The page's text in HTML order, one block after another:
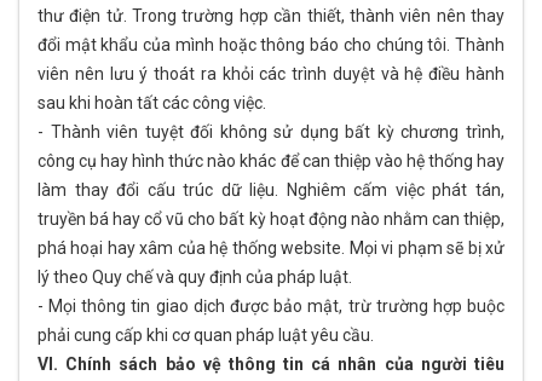
thư điện tử. Trong trường hợp cần thiết, thành viên nên thay
đổi mật khẩu của mình hoặc thông báo cho chúng tôi. Thành
viên nên lưu ý thoát ra khỏi các trình duyệt và hệ điều hành
sau khi hoàn tất các công việc.
- Thành viên tuyệt đối không sử dụng bất kỳ chương trình,
công cụ hay hình thức nào khác để can thiệp vào hệ thống hay
làm thay đổi cấu trúc dữ liệu. Nghiêm cấm việc phát tán,
truyền bá hay cổ vũ cho bất kỳ hoạt động nào nhằm can thiệp,
phá hoại hay xâm của hệ thống website. Mọi vi phạm sẽ bị xử
lý theo Quy chế và quy định của pháp luật.
- Mọi thông tin giao dịch được bảo mật, trừ trường hợp buộc
phải cung cấp khi cơ quan pháp luật yêu cầu.
VI. Chính sách bảo vệ thông tin cá nhân của người tiêu